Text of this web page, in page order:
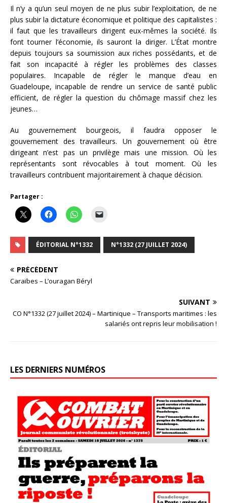
Il n’y a qu’un seul moyen de ne plus subir l’exploitation, de ne
plus subir la dictature économique et politique des capitalistes :
il faut que les travailleurs dirigent eux-mêmes la société. Ils
font tourner l’économie, ils sauront la diriger. L’État montre
depuis toujours sa soumission aux riches possédants, et de
fait son incapacité à régler les problèmes des classes
populaires. Incapable de régler le manque d’eau en
Guadeloupe, incapable de rendre un service de santé public
efficient, de régler la question du chômage massif chez les
jeunes…
Au gouvernement bourgeois, il faudra opposer le
gouvernement des travailleurs. Un gouvernement où être
dirigeant n’est pas un privilège mais une mission. Où les
représentants sont révocables à tout moment. Où les
travailleurs contribuent majoritairement à chaque décision.
Partager :
ÉDITORIAL N°1332 N°1332 (27 JUILLET 2024)
PRÉCÉDENT
Caraïbes – L’ouragan Béryl
SUIVANT
CO N°1332 (27 juillet 2024) – Martinique – Transports maritimes : les
salariés ont repris leur mobilisation !
LES DERNIERS NUMÉROS